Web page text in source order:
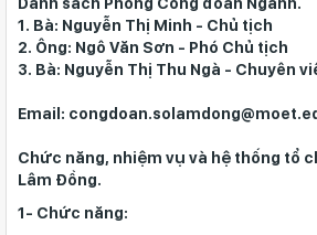
1. Bà: Nguyễn Thị Minh - Chủ tịch
2. Ông: Ngô Văn Sơn - Phó Chủ tịch
3. Bà: Nguyễn Thị Thu Ngà - Chuyên
Email:
Chức năng, nhiệm vụ và hệ thống tổ
Lâm Đồng.
1- Chức năng: